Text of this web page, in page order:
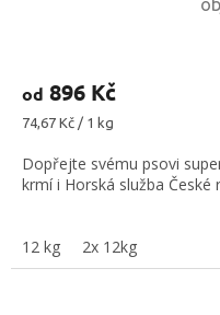
od 896 Kč
Měrná
74,67 Kč / 1 kg
Dopřejte svému psovi
krmí i Horská služba České
12 kg 2x 12kg